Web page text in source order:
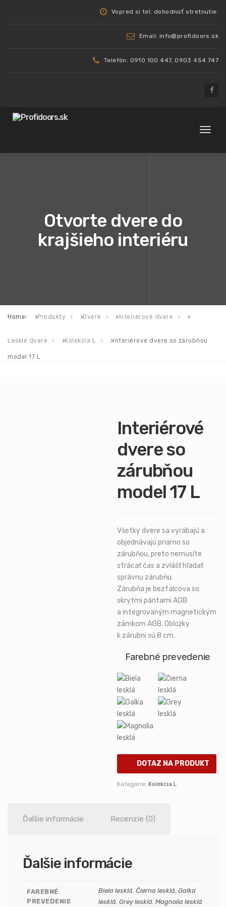
Vopred si tel. dohodnúť stretnutie.
Email: info@profidoors.sk
Telefón: 0910 100 447, 0903 454 747
Toggle
Otvorte dvere do
krajšieho interiéru
Home Produkty Dvere Interiérové dvere
Lesklé dvere Kolekcia L Interiérové dvere so zárubňou
model 17 L
Interiérové
dvere so
zárubňou
model 17 L
Všetky dvere sa vyrábajú a
objednávajú priamo so
zárubňou, preto nemusíte
strácať čas a zvlášť hľadať
správnu zárubňu.
Zárubňa je bezfalcova so
skrytmi pántami AGB
a integrovaným magnetickým
zámkom AGB. Obložky
k zárubni sú 8 cm.
Farebné prevedenie
DOTAZ NA PRODUKT
Kategórie:Kolekcia L
Ďalšie informácie Recenzie (0)
Ďalšie informácie
FAREBNÉ
PREVEDENIE
Biela lesklá, Čierna lesklá, Galka
lesklá, Grey lesklá, Magnolia lesklá